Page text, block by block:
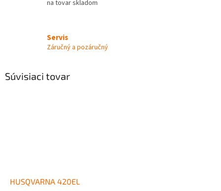
na tovar skladom
Servis
Záručný a pozáručný
Súvisiaci tovar
HUSQVARNA 420EL